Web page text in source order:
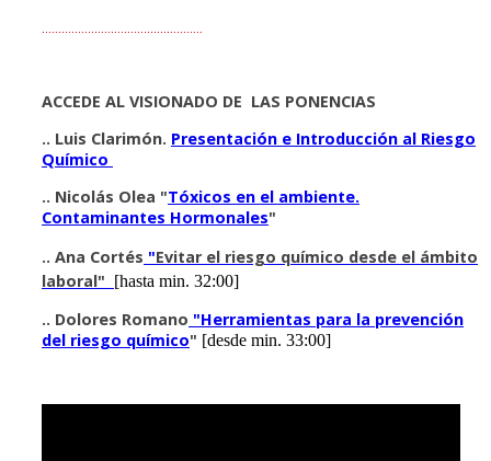
ACCEDE AL VISIONADO DE LAS PONENCIAS
.. Luis Clarimón. Presentación e Introducción al Riesgo
Químico
.. Nicolás Olea "Tóxicos en el ambiente.
Contaminantes Hormonales"
.. Ana Cortés "Evitar el riesgo químico desde el ámbito
laboral" [hasta min. 32:00]
.. Dolores Romano "Herramientas para la prevención
del riesgo químico" [desde min. 33:00]